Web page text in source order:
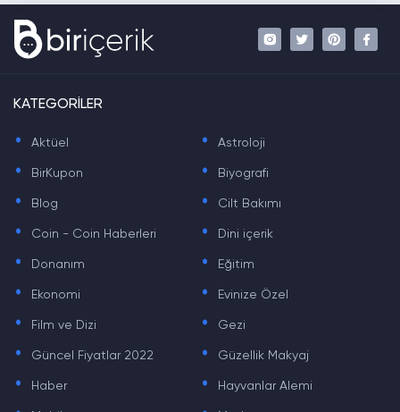
KATEGORİLER
. Aktüel . Astroloji
. BirKupon . Biyografi
. Blog . Cilt Bakımı
. Coin - Coin Haberleri . Dini içerik
. Donanım . Eğitim
. Ekonomi . Evinize Özel
. Film ve Dizi . Gezi
. Güncel Fiyatlar 2022 . Güzellik Makyaj
. Haber . Hayvanlar Alemi